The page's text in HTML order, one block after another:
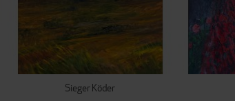
Sieger Köder